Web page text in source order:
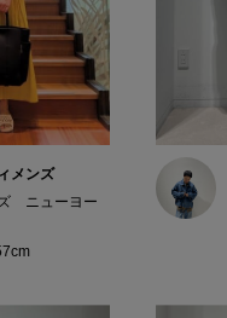
メンズ
ニューヨー